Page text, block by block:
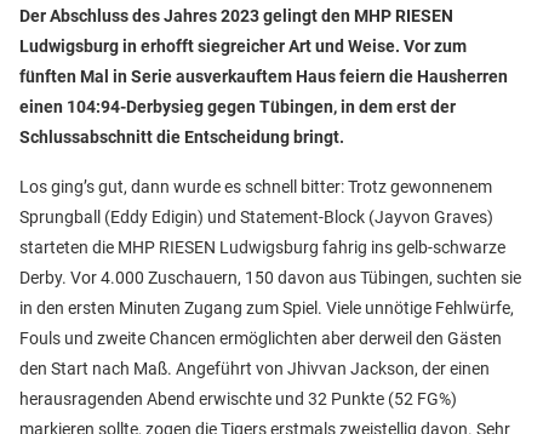
Der Abschluss des Jahres 2023 gelingt den MHP RIESEN
Ludwigsburg in erhofft siegreicher Art und Weise. Vor zum
fünften Mal in Serie ausverkauftem Haus feiern die Hausherren
einen 104:94-Derbysieg gegen Tübingen, in dem erst der
Schlussabschnitt die Entscheidung bringt.
Los ging’s gut, dann wurde es schnell bitter: Trotz gewonnenem
Sprungball (Eddy Edigin) und Statement-Block (Jayvon Graves)
starteten die MHP RIESEN Ludwigsburg fahrig ins gelb-schwarze
Derby. Vor 4.000 Zuschauern, 150 davon aus Tübingen, suchten sie
in den ersten Minuten Zugang zum Spiel. Viele unnötige Fehlwürfe,
Fouls und zweite Chancen ermöglichten aber derweil den Gästen
den Start nach Maß. Angeführt von Jhivvan Jackson, der einen
herausragenden Abend erwischte und 32 Punkte (52 FG%)
markieren sollte, zogen die Tigers erstmals zweistellig davon. Sehr